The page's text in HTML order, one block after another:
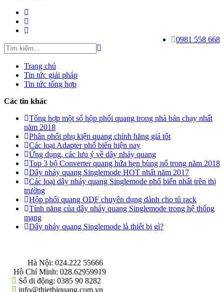
0981 558 668
Trang chủ
Tin tức giải pháp
Tin tức tổng hợp
Các tin khác
Tổng hợp một số hộp phối quang trong nhà bán chạy nhất
năm 2018
Phân phối phụ kiện quang chính hãng giá tốt
Các loại Adapter phổ biến hiện nay
Ứng dụng, các lưu ý về dây nhảy quang
Top 3 bộ Converter quang hứa hẹn bùng nổ trong năm 2018
Dây nhảy quang Singlemode HOT nhất năm 2017
Các loại dây nhảy quang Singlemode phổ biến nhất trên thị
trường
Hộp phối quang ODF chuyên dụng dành cho tủ rack
Tính năng của dây nhảy quang Singlemode trong hệ thống
mạng
Dây nhảy quang Singlemode là thiết bị gì?
Hà Nội: 024.222 55666
Hồ Chí Minh: 028.62959919
Số di động: 0385 90 8282
info@thietbiquang.com.vn